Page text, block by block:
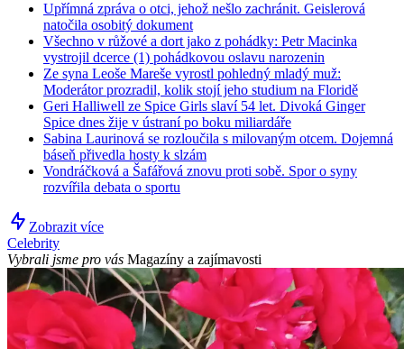
Upřímná zpráva o otci, jehož nešlo zachránit. Geislerová
natočila osobitý dokument
Všechno v růžové a dort jako z pohádky: Petr Macinka
vystrojil dcerce (1) pohádkovou oslavu narozenin
Ze syna Leoše Mareše vyrostl pohledný mladý muž:
Moderátor prozradil, kolik stojí jeho studium na Floridě
Geri Halliwell ze Spice Girls slaví 54 let. Divoká Ginger
Spice dnes žije v ústraní po boku miliardáře
Sabina Laurinová se rozloučila s milovaným otcem. Dojemná
báseň přivedla hosty k slzám
Vondráčková a Šafářová znovu proti sobě. Spor o syny
rozvířila debata o sportu
Zobrazit více
Celebrity
Vybrali jsme pro vás Magazíny a zajímavosti